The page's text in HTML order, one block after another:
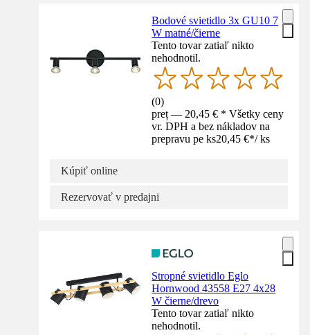
Bodové svietidlo 3x GU10 7
W matné/čierne
Tento tovar zatiaľ nikto
nehodnotil.
(0)
preț — 20,45 € * Všetky ceny
vr. DPH a bez nákladov na
prepravu pe ks20,45 €*/ ks
Kúpiť online
Rezervovať v predajni
Stropné svietidlo Eglo
Hornwood 43558 E27 4x28
W čierne/drevo
Tento tovar zatiaľ nikto
nehodnotil.